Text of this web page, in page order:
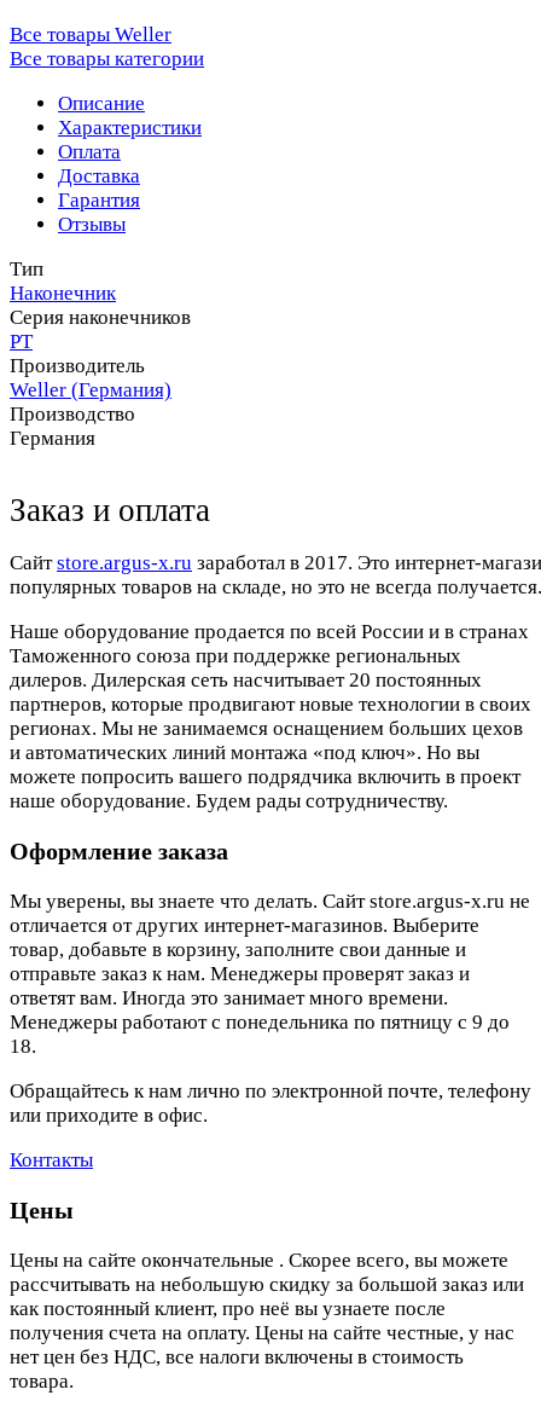
Все товары Weller
Все товары категории
Описание
Характеристики
Оплата
Доставка
Гарантия
Отзывы
Тип
Наконечник
Серия наконечников
PT
Производитель
Weller (Германия)
Производство
Германия
Заказ и оплата
Cайтstore.argus-x.ru заработал в 2017. Это интернет-
популярных товаров на складе, но это не всегда
Наше оборудование продается по всей России и в странах
Таможенного союза при поддержке региональных
дилеров. Дилерская сеть насчитывает 20 постоянных
партнеров, которые продвигают новые технологии в своих
регионах. Мы не занимаемся оснащением больших цехов
и автоматических линий монтажа «под ключ». Но вы
можете попросить вашего подрядчика включить в проект
наше оборудование. Будем рады сотрудничеству.
Оформление заказа
Мы уверены, вы знаете что делать. Сайт store.argus-x.ru не
отличается от других интернет-магазинов. Выберите
товар, добавьте в корзину, заполните свои данные и
отправьте заказ к нам. Менеджеры проверят заказ и
ответят вам. Иногда это занимает много времени.
Менеджеры работают с понедельника по пятницу с 9 до
18.
Обращайтесь к нам лично по электронной почте, телефону
или приходите в офис.
Контакты
Цены
Цены на сайте окончательные . Скорее всего, вы можете
рассчитывать на небольшую скидку за большой заказ или
как постоянный клиент, про неё вы узнаете после
получения счета на оплату. Цены на сайте честные, у нас
нет цен без НДС, все налоги включены в стоимость
товара.